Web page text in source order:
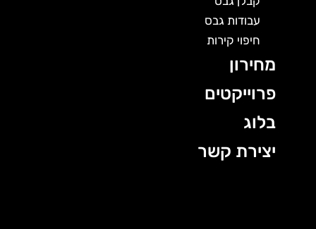
עבודות גבס
חיפוי קירות
מחירון
פרוייקטים
בלוג
יצירת קשר